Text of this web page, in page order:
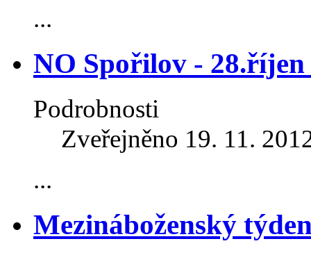
...
NO Spořilov -
Podrobnosti
Zveřejněno 19. 11.
...
Mezináboženský